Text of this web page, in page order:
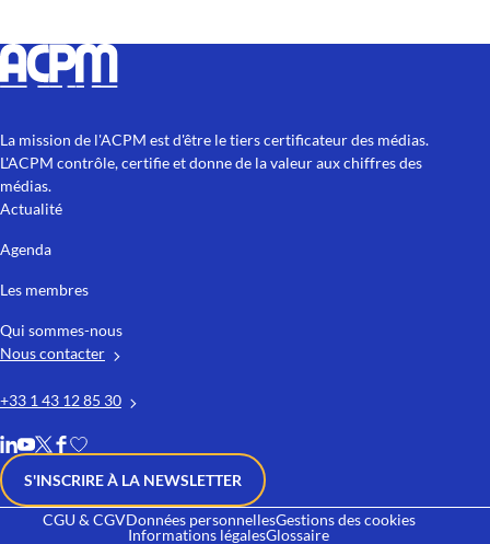
La mission de l'ACPM est d'être le tiers certificateur des médias.
L'ACPM contrôle, certifie et donne de la valeur aux chiffres des
médias.
Actualité
Agenda
Les membres
Qui sommes-nous
Nous contacter
+33 1 43 12 85 30
S'INSCRIRE À LA NEWSLETTER
CGU & CGVDonnées personnellesGestions des cookies
Informations légalesGlossaire